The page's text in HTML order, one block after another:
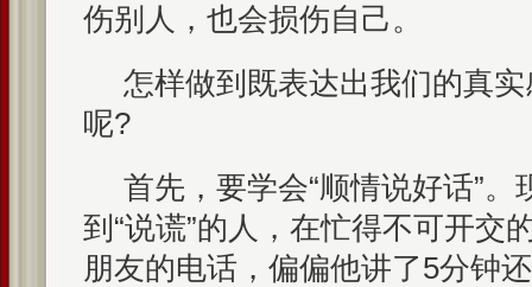
伤别人，也会损伤自己。
怎样做到既表达出我们的真
呢?
首先，要学会“顺情说好话”
到“说谎”的人，在忙得不可开交
朋友的电话，偏偏他讲了5分钟